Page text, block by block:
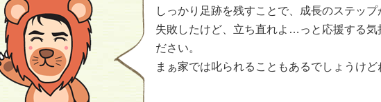
しっかり足跡を残すことで、成長のステップ
失敗したけど、立ち直れよ…っと応援する気
ださい。
まぁ家では叱られることもあるでしょうけど